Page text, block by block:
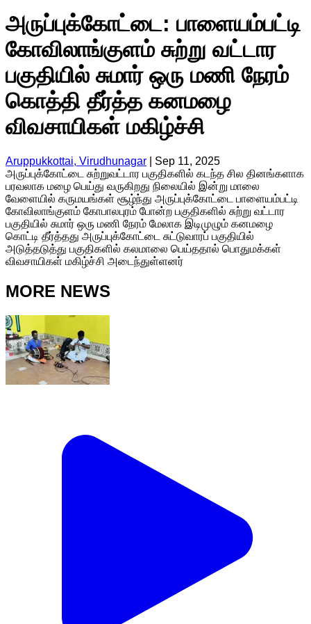
அருப்புக்கோட்டை: பாளையம்பட்டி
கோவிலாங்குளம் சுற்று வட்டார
பகுதியில் சுமார் ஒரு மணி நேரம்
கொத்தி தீர்த்த கனமழை
விவசாயிகள் மகிழ்ச்சி
Aruppukkottai, Virudhunagar
Sep 11, 2025
அருப்புக்கோட்டை சுற்றுவட்டார பகுதிகளில் கடந்த சில தினங்களாக
பரவலாக மழை பெய்து வருகிறது நிலையில் இன்று மாலை
வேளையில் கருமயங்கள் சூழ்ந்து அருப்புக்கோட்டை பாளையம்பட்டி
கோவிலாங்குளம் கோபாலபுரம் போன்ற பகுதிகளில் சுற்று வட்டார
பகுதியில் சுமார் ஒரு மணி நேரம் மேலாக இடிமுழும் கனமழை
கொட்டி தீர்த்தது அருப்புக்கோட்டை சுட்டுவாரப் பகுதியில்
அடுத்தடுத்து பகுதிகளில் கலமாலை பெய்ததால் பொதுமக்கள்
விவசாயிகள் மகிழ்ச்சி அடைந்துள்ளனர்
MORE NEWS